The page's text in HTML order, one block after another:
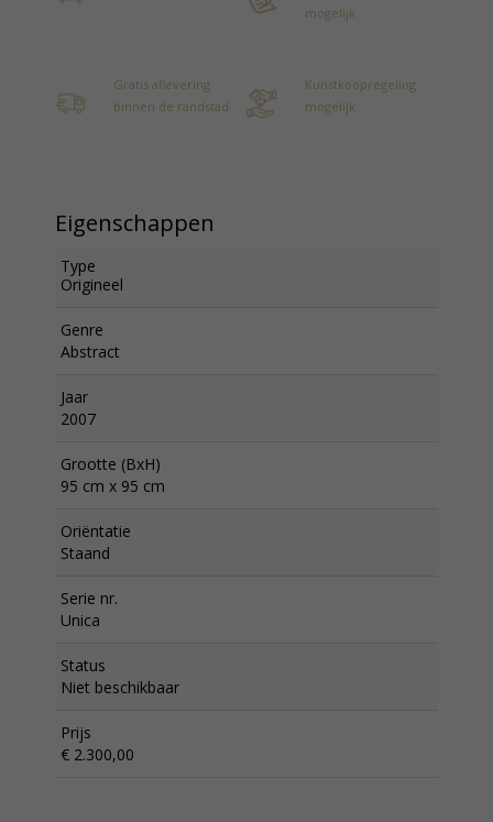
mogelijk
Gratis aflevering
binnen de randstad
Kunstkoopregeling
mogelijk
Eigenschappen
Type
Origineel
Genre
Abstract
Jaar
2007
Grootte (BxH)
95 cm x 95 cm
Oriëntatie
Staand
Serie nr.
Unica
Status
Niet beschikbaar
Prijs
€ 2.300,00